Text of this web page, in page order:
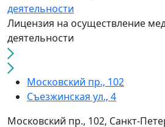
Лицензия на осуществление
деятельности
Московский пр., 102
Съезжинская ул., 4
Московский пр., 102, Санкт-